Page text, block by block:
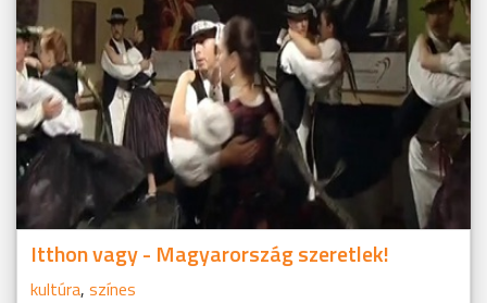
Itthon vagy - Magyarország szeretlek!
kultúra, színes